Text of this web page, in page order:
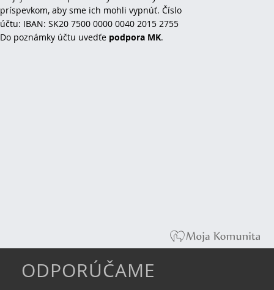
príspevkom, aby sme ich mohli vypnúť. Číslo
účtu: IBAN: SK20 7500 0000 0040 2015 2755
Do poznámky účtu uvedťe podpora MK.
ODPORÚČAME